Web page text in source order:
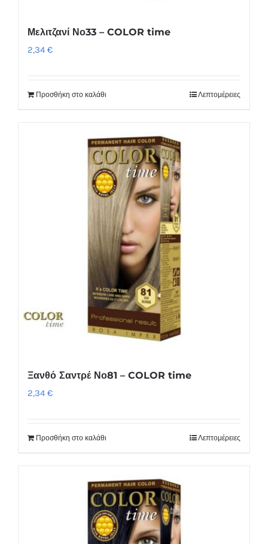
Μελιτζανί Νο33 – COLOR time
2,34 €
Προσθήκη στο καλάθι Λεπτομέρειες
Ξανθό Σαντρέ Νο81 – COLOR time
2,34 €
Προσθήκη στο καλάθι Λεπτομέρειες